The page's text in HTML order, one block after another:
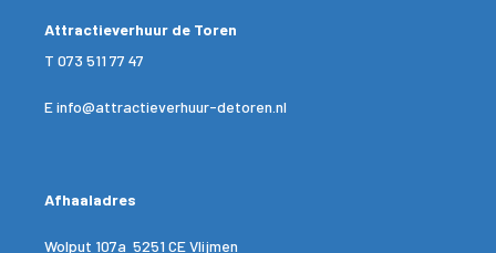
Attractieverhuur de Toren
T 073 511 77 47
Einfo@attractieverhuur-detoren.nl
Afhaaladres
Wolput 107a 5251 CE Vlijmen